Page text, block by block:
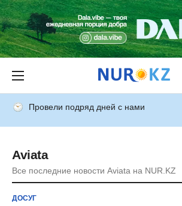
Провели подряд дней с нами
Aviata
Все последние новости Aviata на NUR.KZ
ДОСУГ